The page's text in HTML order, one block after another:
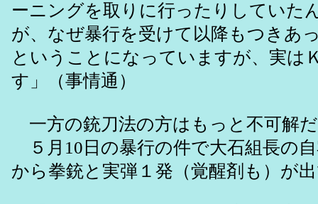
ーニングを取りに行ったりしていた
が、なぜ暴行を受けて以降もつき
ということになっていますが、実は
す」（事情通）
一方の銃刀法の方はもっと不可解
５月10日の暴行の件で大石組長の
から拳銃と実弾１発（覚醒剤も）が